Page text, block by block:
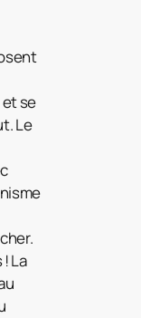
se
Le
La